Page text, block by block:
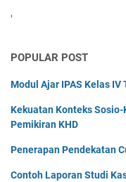
'
POPULAR POST
Modul Ajar IPAS Kelas
Kekuatan Konteks
Pemikiran KHD
Penerapan Pendekatan
Contoh Laporan Studi